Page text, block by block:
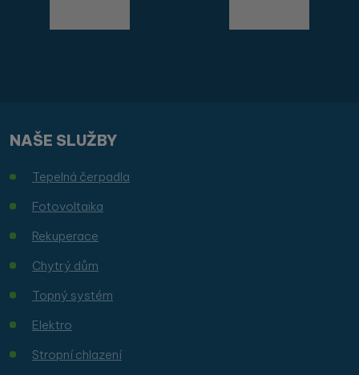
NAŠE SLUŽBY
Tepelná čerpadla
Fotovoltaika
Rekuperace
Chytrý dům
Topný systém
Elektro
Stropní chlazení